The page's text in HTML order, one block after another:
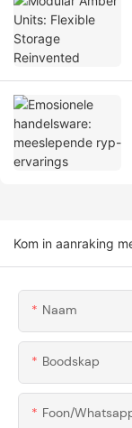
Kom in aanraking
Naam
Boodskap
Foon/